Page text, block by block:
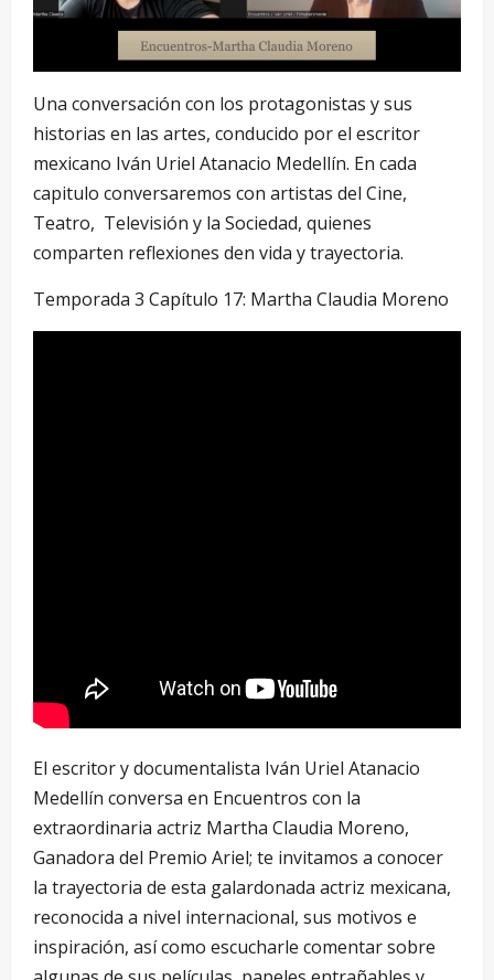
Una conversación con los protagonistas y sus
historias en las artes, conducido por el escritor
mexicano Iván Uriel Atanacio Medellín. En cada
capitulo conversaremos con artistas del Cine,
Teatro, Televisión y la Sociedad, quienes
comparten reflexiones den vida y trayectoria.
Temporada 3 Capítulo 17: Martha Claudia Moreno
El escritor y documentalista Iván Uriel Atanacio
Medellín conversa en Encuentros con la
extraordinaria actriz Martha Claudia Moreno,
Ganadora del Premio Ariel; te invitamos a conocer
la trayectoria de esta galardonada actriz mexicana,
reconocida a nivel internacional, sus motivos e
inspiración, así como escucharle comentar sobre